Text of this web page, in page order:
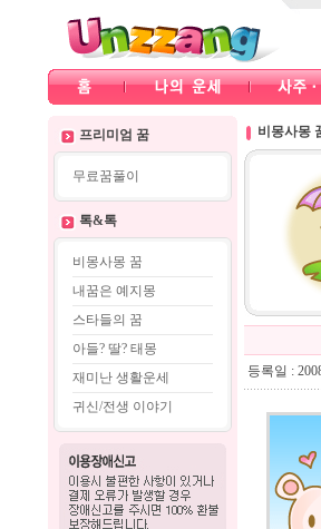
프리미엄 꿈
무료꿈풀이
톡&톡
비몽사몽 꿈
내꿈은 예지몽
스타들의 꿈
아들? 딸? 태몽
재미난 생활운세
귀신/전생 이야기
비몽사몽
등록일 :